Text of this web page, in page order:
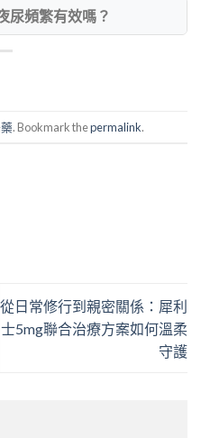
尿頻繁有效嗎？
. Bookmark thepermalink.
從日常修行到親密關係：犀利
士5mg聯合治療方案如何溫柔
守護